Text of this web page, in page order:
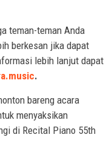
teman-teman Anda
berkesan jika dapat
lebih lanjut dapat
.
bareng acara
menyaksikan
di Recital Piano 55th